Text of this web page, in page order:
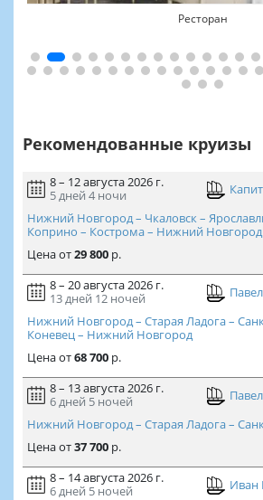
Ресторан
Рекомендованные круизы
8 – 12 августа 2026 г.
5 дней 4 ночи
Нижний Новгород – Чкаловск –
Коприно – Кострома – Нижний Новгород
Ценаот29 800р.
8 – 20 августа 2026 г.
13 дней 12 ночей
Нижний Новгород – Старая Ладога –
Коневец – Нижний Новгород
Ценаот68 700р.
8 – 13 августа 2026 г.
6 дней 5 ночей
Нижний Новгород – Старая Ладога –
Ценаот37 700р.
8 – 14 августа 2026 г.
6 дней 5 ночей Иван